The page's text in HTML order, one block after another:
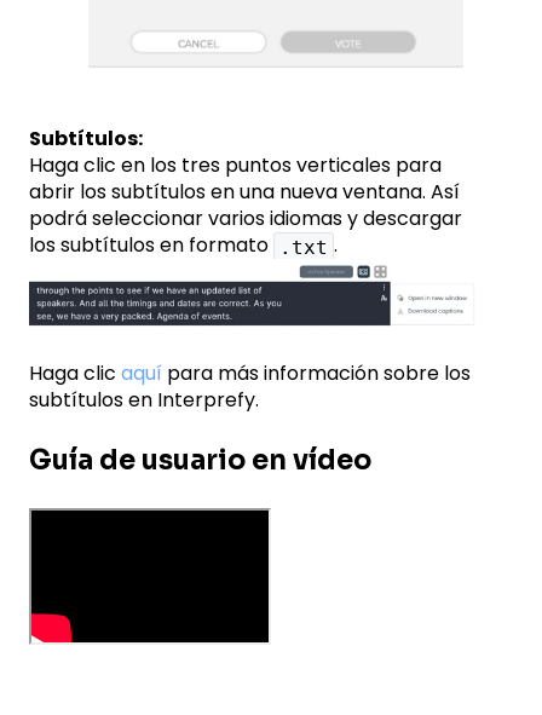
Subtítulos:
Haga clic en los tres puntos verticales para
abrir los subtítulos en una nueva ventana. Así
podrá seleccionar varios idiomas y descargar
los subtítulos en formato
.txt .
Haga clic aquí para más información sobre los
subtítulos en Interprefy.
Guía de usuario en vídeo